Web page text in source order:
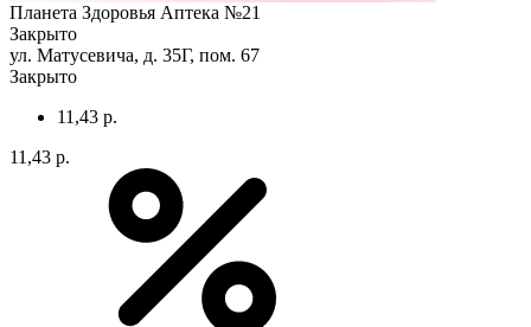
Планета Здоровья Аптека №21
Закрыто
ул. Матусевича, д. 35Г, пом. 67
Закрыто
11,43 р.
11,43 р.